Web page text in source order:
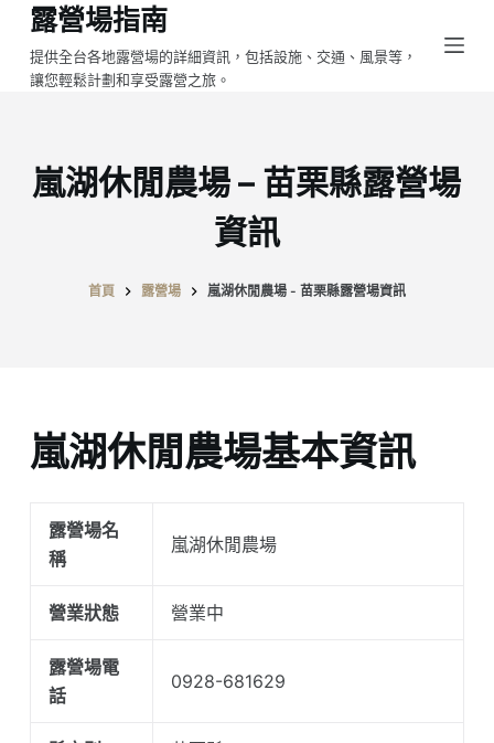
跳
至
主
容
露營場指南
提供全台各地露營場的詳細資訊，包括設施、交通、風景等，
讓您輕鬆計劃和享受露營之旅。
嵐湖休閒農場 – 苗栗縣露營場
資訊
首頁 露營場 嵐湖休閒農場 - 苗栗縣露營場資訊
嵐湖休閒農場基本資訊
露營場名
稱
嵐湖休閒農場
營業狀態 營業中
露營場電
話
0928-681629